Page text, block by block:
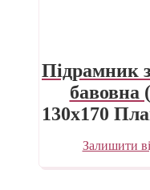
Підрамник
бавовна
130х170
Залишити